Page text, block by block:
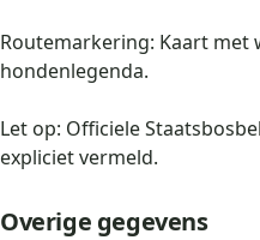
Routemarkering: Kaart met
hondenlegenda.
Let op: Officiele
expliciet vermeld.
Overige gegevens